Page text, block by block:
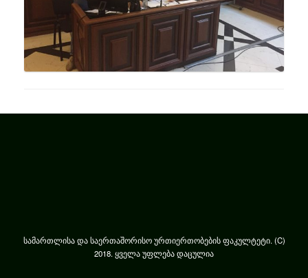
სამართლისა და საერთაშორისო ურთიერთობების ფაკულტეტი. (C)
2018. ყველა უფლება დაცულია